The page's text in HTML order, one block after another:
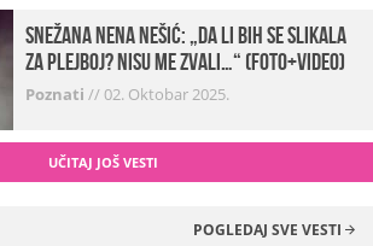
Snežana Nena Nešić: „Da li bih se slikala
za Plejboj? Nisu me zvali…“ (FOTO+VIDEO)
Poznati //02. Oktobar 2025.
UČITAJ JOŠ VESTI
POGLEDAJ SVE VESTI